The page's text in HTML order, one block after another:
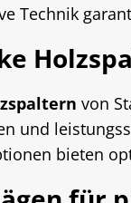
Technik
von
und
bieten